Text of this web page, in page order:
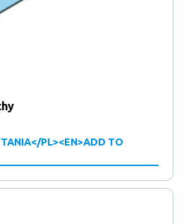
PL><EN>ADD TO